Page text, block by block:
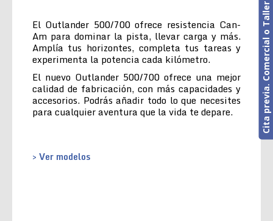
El Outlander 500/700 ofrece resistencia Can-
Am para dominar la pista, llevar carga y más.
Amplía tus horizontes, completa tus tareas y
experimenta la potencia cada kilómetro.
El nuevo Outlander 500/700 ofrece una mejor
calidad de fabricación, con más capacidades y
accesorios. Podrás añadir todo lo que necesites
para cualquier aventura que la vida te depare.
> Ver modelos
Cita previa. Comercial o Taller